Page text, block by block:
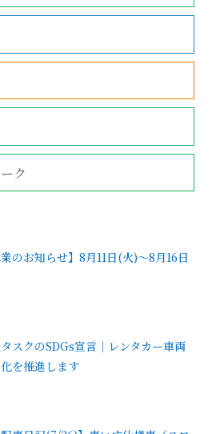
ク
業のお知らせ】8月11日(火)～8月16日
スクのSDGs宣言｜レンタカー車両
を推進します